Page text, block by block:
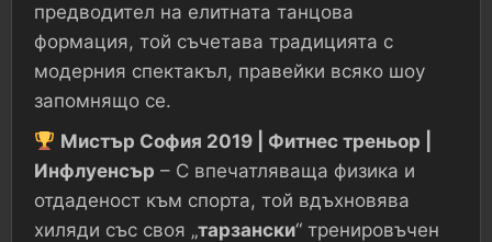
предводител на елитната танцова
формация, той съчетава традицията с
модерния спектакъл, правейки всяко шоу
запомнящо се.
Мистър София 2019 | Фитнес треньор |
Инфлуенсър – С впечатляваща физика и
отдаденост към спорта, той вдъхновява
хиляди със своя „тарзански“ тренировъчен